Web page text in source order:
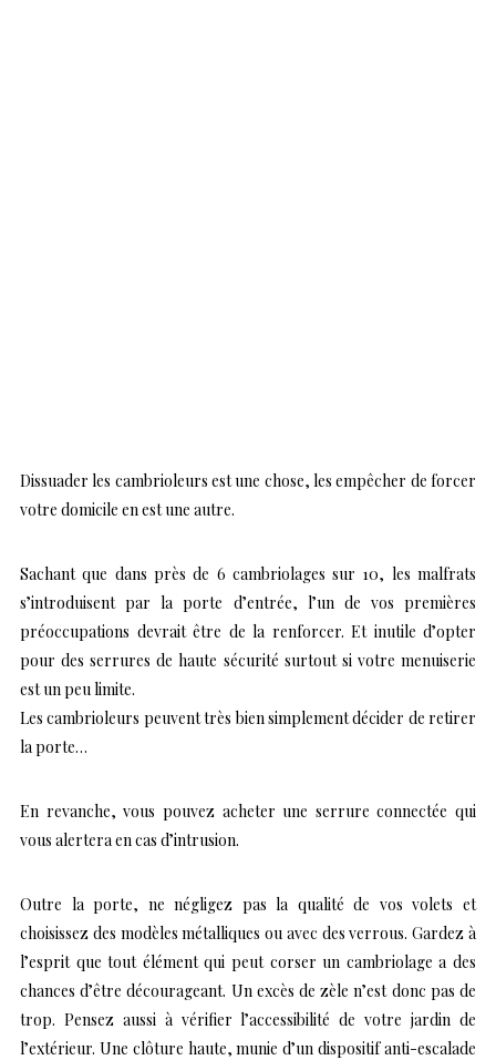
Dissuader les cambrioleurs est une chose, les empêcher de forcer
votre domicile en est une autre.
Sachant que dans près de 6 cambriolages sur 10, les malfrats
s’introduisent par la porte d’entrée, l’un de vos premières
préoccupations devrait être de la renforcer. Et inutile d’opter
pour des serrures de haute sécurité surtout si votre menuiserie
est un peu limite.
Les cambrioleurs peuvent très bien simplement décider de retirer
la porte…
En revanche, vous pouvez acheter une serrure connectée qui
vous alertera en cas d’intrusion.
Outre la porte, ne négligez pas la qualité de vos volets et
choisissez des modèles métalliques ou avec des verrous. Gardez à
l’esprit que tout élément qui peut corser un cambriolage a des
chances d’être décourageant. Un excès de zèle n’est donc pas de
trop. Pensez aussi à vérifier l’accessibilité de votre jardin de
l’extérieur. Une clôture haute, munie d’un dispositif anti-escalade